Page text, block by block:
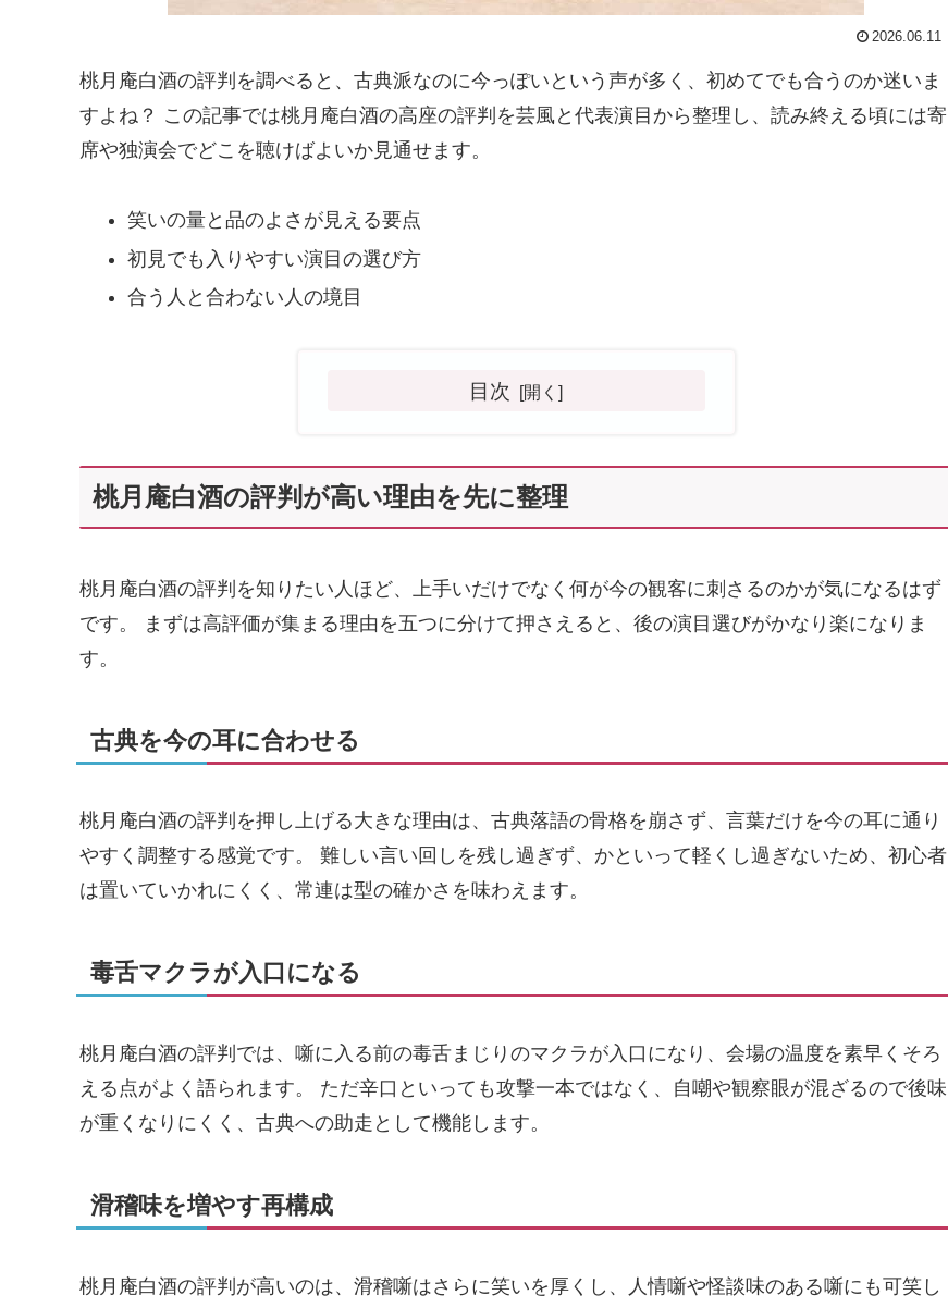
2026.06.11
桃月庵白酒の評判を調べると、古典派なのに今っぽいという声が多く、初めてでも合うのか迷いま
すよね？ この記事では桃月庵白酒の高座の評判を芸風と代表演目から整理し、読み終える頃には寄
席や独演会でどこを聴けばよいか見通せます。
笑いの量と品のよさが見える要点
初見でも入りやすい演目の選び方
合う人と合わない人の境目
目次
桃月庵白酒の評判が高い理由を先に整理
桃月庵白酒の評判を知りたい人ほど、上手いだけでなく何が今の観客に刺さるのかが気になるはず
です。 まずは高評価が集まる理由を五つに分けて押さえると、後の演目選びがかなり楽になりま
す。
古典を今の耳に合わせる
桃月庵白酒の評判を押し上げる大きな理由は、古典落語の骨格を崩さず、言葉だけを今の耳に通り
やすく調整する感覚です。 難しい言い回しを残し過ぎず、かといって軽くし過ぎないため、初心者
は置いていかれにくく、常連は型の確かさを味わえます。
毒舌マクラが入口になる
桃月庵白酒の評判では、噺に入る前の毒舌まじりのマクラが入口になり、会場の温度を素早くそろ
える点がよく語られます。 ただ辛口といっても攻撃一本ではなく、自嘲や観察眼が混ざるので後味
が重くなりにくく、古典への助走として機能します。
滑稽味を増やす再構成
桃月庵白酒の評判が高いのは、滑稽噺はさらに笑いを厚くし、人情噺や怪談味のある噺にも可笑し